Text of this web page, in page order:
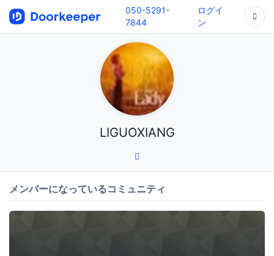
050-5291-
7844
ログイ
ン
LIGUOXIANG
メンバーになっているコミュニティ